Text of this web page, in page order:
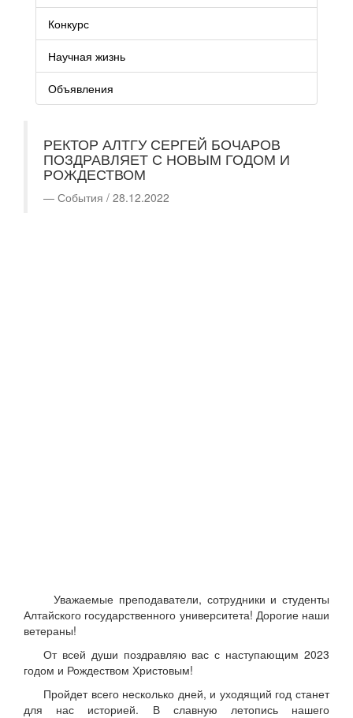
Конкурс
Научная жизнь
Объявления
РЕКТОР АЛТГУ СЕРГЕЙ БОЧАРОВ
ПОЗДРАВЛЯЕТ С НОВЫМ ГОДОМ И
РОЖДЕСТВОМ
События / 28.12.2022
Уважаемые преподаватели, сотрудники и студенты
Алтайского государственного университета! Дорогие наши
ветераны!
От всей души поздравляю вас с наступающим 2023
годом и Рождеством Христовым!
Пройдет всего несколько дней, и уходящий год станет
для нас историей. В славную летопись нашего